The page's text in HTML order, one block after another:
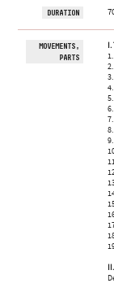
DURATION
MOVEMENTS,
PARTS
I.